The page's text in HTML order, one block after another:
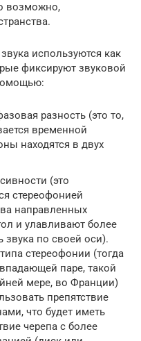
возможно,
используются как
фиксируют звуковой
разность (это то,
временной
находятся в двух
(это
стереофонией
направленных
и улавливают более
звука по своей оси).
стереофонии (тогда
паре, такой
мере, во Франции)
препятствие
что будет иметь
черепа с более